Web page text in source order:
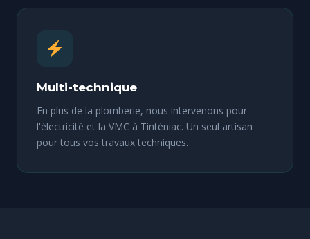
Multi-technique
En plus de la plomberie, nous intervenons pour
l'électricité et la VMC à Tinténiac. Un seul artisan
pour tous vos travaux techniques.